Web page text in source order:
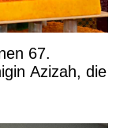
67.
Azizah, die